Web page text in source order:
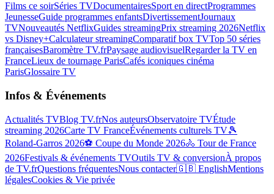
Films ce soirSéries TVDocumentairesSport en directProgrammes
JeunesseGuide programmes enfantsDivertissementJournaux
TVNouveautés NetflixGuides streamingPrix streaming 2026Netflix
vs Disney+Calculateur streamingComparatif box TVTop 50 séries
françaisesBaromètre TV.frPaysage audiovisuelRegarder la TV en
FranceLieux de tournage ParisCafés iconiques cinéma
ParisGlossaire TV
Infos & Événements
Actualités TVBlog TV.frNos auteursObservatoire TVÉtude
streaming 2026Carte TV FranceÉvénements culturels TV🎾
Roland-Garros 2026⚽ Coupe du Monde 2026🚴 Tour de France
2026Festivals & événements TVOutils TV & conversionÀ propos
de TV.frQuestions fréquentesNous contacter🇬🇧 EnglishMentions
légalesCookies & Vie privée